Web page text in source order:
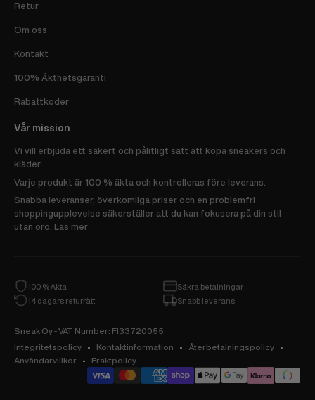
Retur
Om oss
Kontakt
100% Äkthetsgaranti
Rabattkoder
Vår mission
Vi vill erbjuda ett säkert och pålitligt sätt att köpa sneakers och
kläder.
Varje produkt är 100 % äkta och kontrolleras före leverans.
Snabba leveranser, överkomliga priser och en problemfri
shoppingupplevelse säkerställer att du kan fokusera på din stil
utan oro.
Läs mer
100 % Äkta
Säkra betalningar
14 dagars returrätt
Snabb leverans
Sneak Oy - VAT Number: FI33720055
Integritetspolicy
Kontaktinformation
Återbetalningspolicy
Användarvillkor
Fraktpolicy